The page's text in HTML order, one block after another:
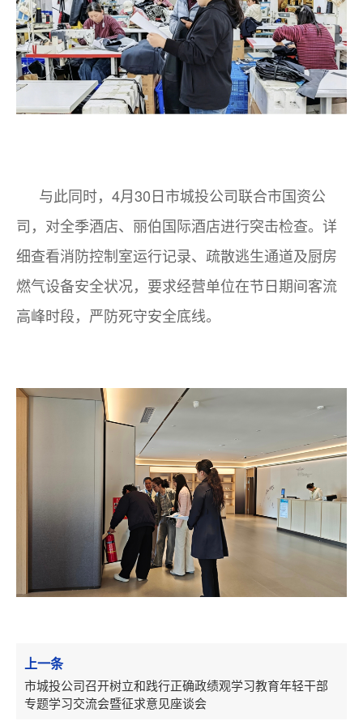
与此同时，4月30日市城投公司联合市国资公
司，对全季酒店、丽伯国际酒店进行突击检查。详
细查看消防控制室运行记录、疏散逃生通道及厨房
燃气设备安全状况，要求经营单位在节日期间客流
高峰时段，严防死守安全底线。
上一条
市城投公司召开树立和践行正确政绩观学习教育年轻干部
专题学习交流会暨征求意见座谈会